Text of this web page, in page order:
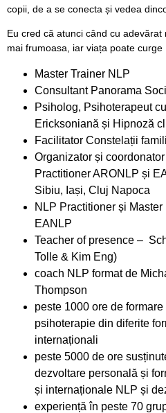
copii, de a se conecta și vedea
Eu cred că atunci când cu
mai frumoasa, iar viața poate curge
Master Trainer NLP
Consultant Panorama
Psiholog, Psihoterapeut
Ericksoniană și Hipnoză
Facilitator Constelații
Organizator și
Practitioner ARONLP și
Sibiu, Iași, Cluj Napoca
NLP Practitioner și
EANLP
Teacher of presence –
Tolle & Kim Eng)
coach NLP format de
Thompson
peste 1000 ore de
psihoterapie din diferite
internaționali
peste 5000 de ore
dezvoltare personală și
și internaționale NLP și
experiență în peste 70